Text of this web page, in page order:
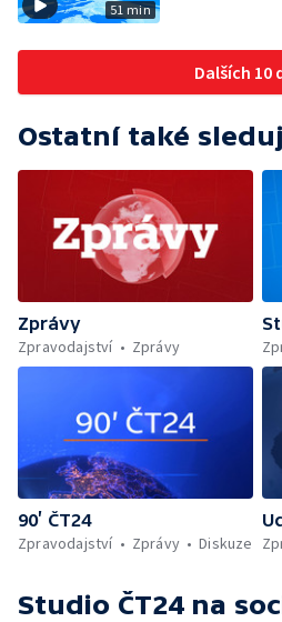
51 min
Dalších 10
Ostatní také
Zprávy
Zpravodajství
Zprávy
90’ ČT24
Zpravodajství
Zprávy Diskuze
Studio ČT24 na